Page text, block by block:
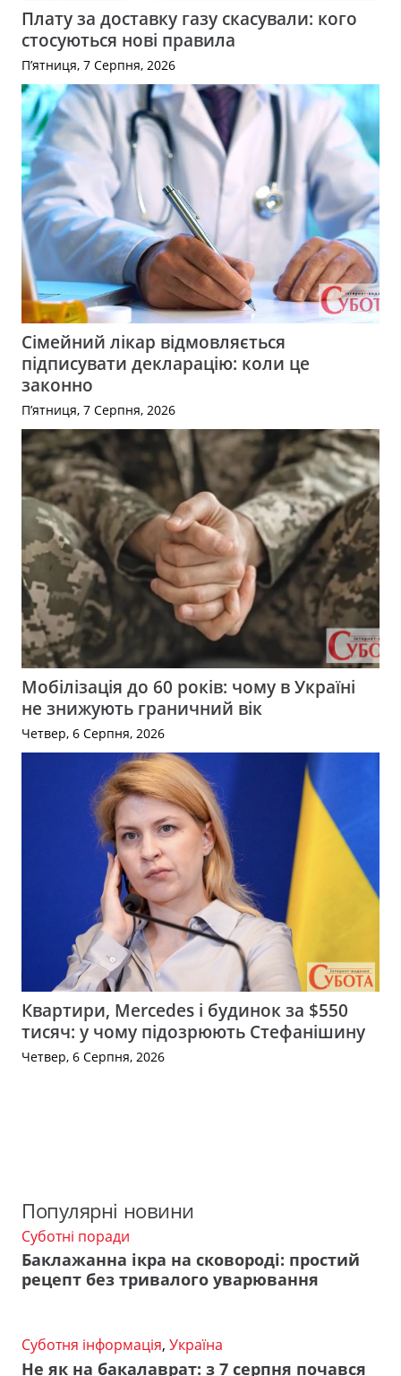
Плату за доставку газу скасували: кого
стосуються нові правила
П’ятниця, 7 Серпня, 2026
Сімейний лікар відмовляється
підписувати декларацію: коли це
законно
П’ятниця, 7 Серпня, 2026
Мобілізація до 60 років: чому в Україні
не знижують граничний вік
Четвер, 6 Серпня, 2026
Квартири, Mercedes і будинок за $550
тисяч: у чому підозрюють Стефанішину
Четвер, 6 Серпня, 2026
Популярні новини
Суботні поради
Баклажанна ікра на сковороді: простий
рецепт без тривалого уварювання
Суботня інформація, Україна
Не як на бакалаврат: з 7 серпня почався